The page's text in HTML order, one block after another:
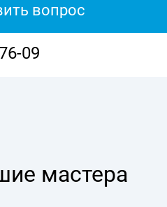
вопрос
09
мастера